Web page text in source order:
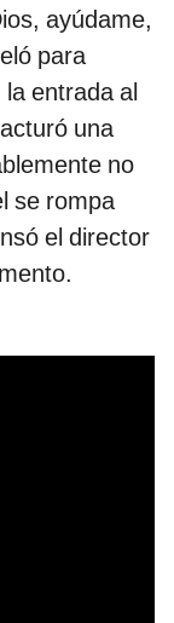
ayúdame,
para
entrada al
una
no
se rompa
el director